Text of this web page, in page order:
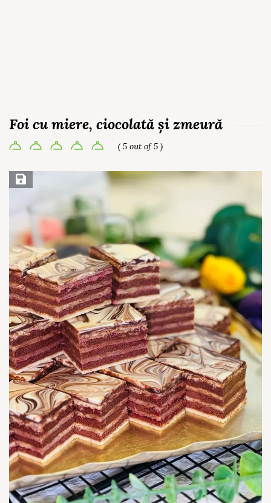
Foi cu miere, ciocolată și zmeură
( 5 out of 5 )
Save Recipe